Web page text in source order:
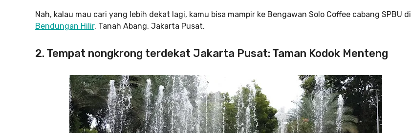
Nah, kalau mau cari yang lebih dekat lagi, kamu bisa mampir ke Bengawan Solo Coffee cabang SPBU di
Bendungan Hilir, Tanah Abang, Jakarta Pusat.
2. Tempat nongkrong terdekat Jakarta Pusat: Taman Kodok Menteng